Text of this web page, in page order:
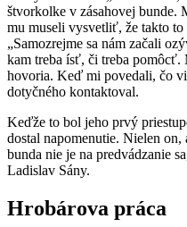
štvorkolke v zásahovej bunde.
mu museli vysvetliť, že takto
„Samozrejme sa nám začali
kam treba ísť, či treba pomôcť.
hovoria. Keď mi povedali, čo
dotyčného kontaktoval.
Keďže to bol jeho prvý
dostal napomenutie. Nielen
bunda nie je na predvádzanie
Ladislav Sány.
Hrobárova práca